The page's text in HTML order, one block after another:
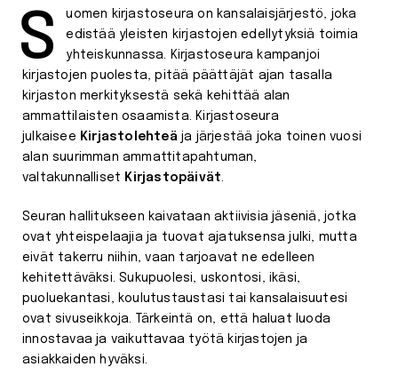
Suomen kirjastoseura on kansalaisjärjestö, joka
edistää yleisten kirjastojen edellytyksiä toimia
yhteiskunnassa. Kirjastoseura kampanjoi
kirjastojen puolesta, pitää päättäjät ajan tasalla
kirjaston merkityksestä sekä kehittää alan
ammattilaisten osaamista. Kirjastoseura
julkaisee Kirjastolehteä ja järjestää joka toinen vuosi
alan suurimman ammattitapahtuman,
valtakunnalliset Kirjastopäivät
Seuran hallitukseen kaivataan aktiivisia jäseniä, jotka
ovat yhteispelaajia ja tuovat ajatuksensa julki, mutta
eivät takerru niihin, vaan tarjoavat ne edelleen
kehitettäväksi. Sukupuolesi, uskontosi, ikäsi,
puoluekantasi, koulutustaustasi tai kansalaisuutesi
ovat sivuseikkoja. Tärkeintä on, että haluat luoda
innostavaa ja vaikuttavaa työtä kirjastojen ja
asiakkaiden hyväksi.